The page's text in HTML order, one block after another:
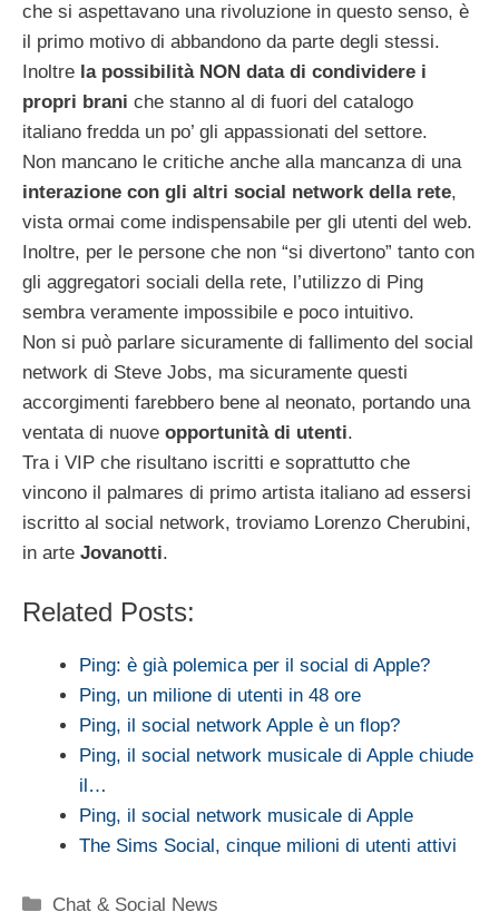
che si aspettavano una rivoluzione in questo senso, è
il primo motivo di abbandono da parte degli stessi.
Inoltre la possibilità NON data di condividere i
propri brani che stanno al di fuori del catalogo
italiano fredda un po’ gli appassionati del settore.
Non mancano le critiche anche alla mancanza di una
interazione con gli altri social network della rete,
vista ormai come indispensabile per gli utenti del web.
Inoltre, per le persone che non “si divertono” tanto con
gli aggregatori sociali della rete, l’utilizzo di Ping
sembra veramente impossibile e poco intuitivo.
Non si può parlare sicuramente di fallimento del social
network di Steve Jobs, ma sicuramente questi
accorgimenti farebbero bene al neonato, portando una
ventata di nuove opportunità di utenti.
Tra i VIP che risultano iscritti e soprattutto che
vincono il palmares di primo artista italiano ad essersi
iscritto al social network, troviamo Lorenzo Cherubini,
in arte Jovanotti.
Related Posts:
Ping: è già polemica per il social di Apple?
Ping, un milione di utenti in 48 ore
Ping, il social network Apple è un flop?
Ping, il social network musicale di Apple chiude
il…
Ping, il social network musicale di Apple
The Sims Social, cinque milioni di utenti attivi
Categorie
Chat & Social News